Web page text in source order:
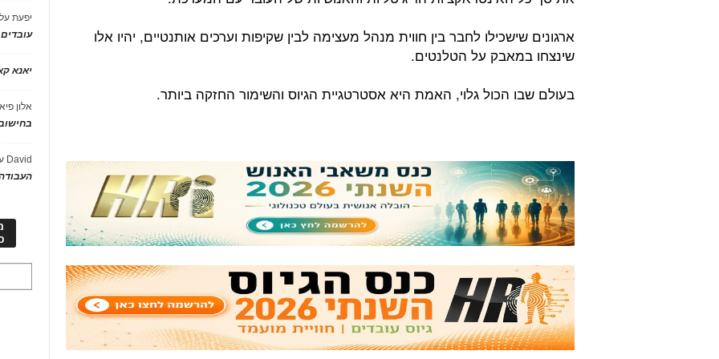
ארגונים שישכילו לחבר בין חווית מנהל מעצימה לבין שקיפות וערכים אותנטיים, יהיו אלו
שינצחו במאבק על הטלנטים.
בעולם שבו הכול גלוי, האמת היא אסטרטגיית הגיוס והשימור החזקה ביותר.
יפעת
עובדים
יאנא
אלון
David